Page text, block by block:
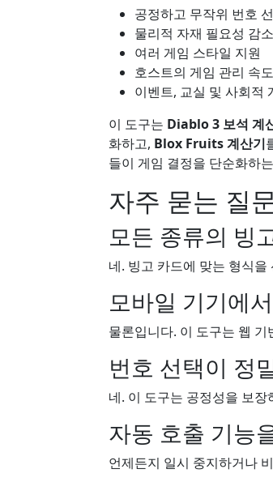
공정하고 무작위 번호
물리적 자재 필요성 감소
여러 게임 스타일 지원
호스트의 게임 관리 속
이벤트, 교실 및 사회적
이 도구는 Diablo 3 보석 계
화하고, Blox Fruits 계산기
들이 게임 결정을 단순화하
자주 묻는 질
모든 종류의 빙
네. 빙고 카드에 맞는 형식
모바일 기기에
물론입니다. 이 도구는 웹
번호 선택이 정
네. 이 도구는 공정성을 보
자동 호출 기능
언제든지 일시 중지하거나